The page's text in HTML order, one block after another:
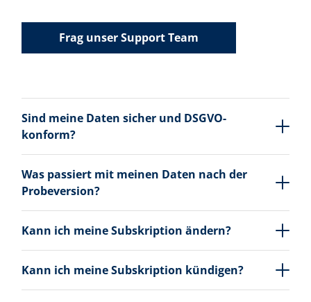
Frag unser Support Team
Sind meine Daten sicher und DSGVO-
konform?
Was passiert mit meinen Daten nach der
Probeversion?
Kann ich meine Subskription ändern?
Kann ich meine Subskription kündigen?